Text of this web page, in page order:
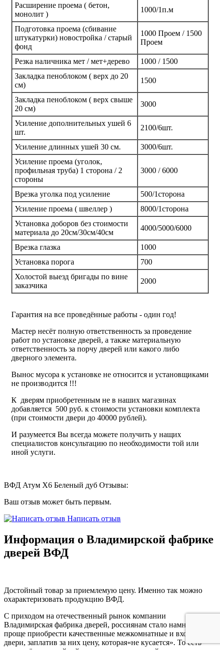
Расширение проема ( бетон,
монолит )
1000/1п.м
Подготовка проема (сбивание
штукатурки) новостройка / старый
фонд
1000 Проем / 1500
Проем
Резка наличника мет / мет+дерево
1000 / 1500
Закладка пеноблоком ( верх до 20
см)
1500
Закладка пеноблоком ( верх свыше
20 см)
3000
Усиление дополнительных ушей 6
шт.
2100/6шт.
Усиление длинных ушей 30 см.
3000/6шт.
Усиление проема (уголок,
профильная труба) 1 сторона / 2
стороны
3000 / 6000
Врезка уголка под усиление
500/1сторона
Усиление проема ( швеллер )
8000/1сторона
Установка доборов без стоимости
материала до 20см/30см/40см
4000/5000/6000
Врезка глазка
1000
Установка порога
700
Холостой выезд бригады по вине
заказчика
2000
Гарантия на все проведённые работы - один год!
Мастер несёт полную ответственность за проведение
работ по установке дверей, а также материальную
ответственность за порчу дверей или какого либо
дверного элемента.
Вынос мусора к установке не относится и установщиками
не производится !!!
К дверям приобретенным не в наших магазинах
добавляется 500 руб. к стоимости установки комплекта
(при стоимости двери до 40000 рублей).
И разумеется Вы всегда можете получить у нащих
специалистов консультацию по необходимости той или
иной услуги.
ВФД Атум X6 Беленый дуб Отзывы:
Ваш отзыв может быть первым.
Написать отзыв
Информация о Владимирской фабрике
дверей ВФД
Достойный товар за приемлемую цену. Именно так можно
охарактеризовать продукцию ВФД.
С приходом на отечественный рынок компании
Владимирская фабрика дверей, россиянам стало намного
проще приобрести качественные межкомнатные и входные
двери, заплатив за них цену, которая«не кусается». То есть